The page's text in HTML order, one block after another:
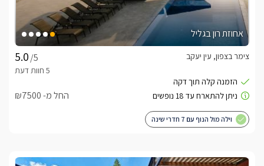
אחוזת רון בגליל
/5
צימר בצפון, עין יעקב
החל מ- ₪7500
וילה מול הנוף עם 7 חדרי שינה